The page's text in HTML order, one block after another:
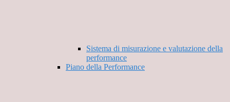
Sistema di misurazione e valutazione della
performance
Piano della Performance